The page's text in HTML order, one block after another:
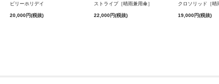
ビリーホリデイ
20,000円(税抜)
ストライプ［晴雨兼用傘］
22,000円(税抜)
クロソリッド［晴
19,000円(税抜)